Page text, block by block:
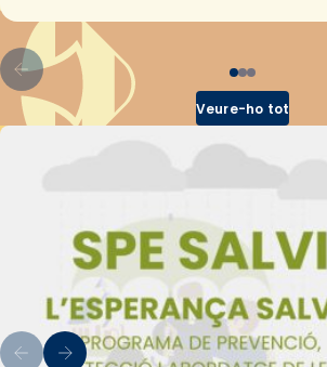
Veure-ho tot